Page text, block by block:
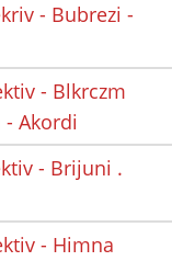
- Bubrezi -
- Blkrczm
Akordi
- Brijuni .
- Himna